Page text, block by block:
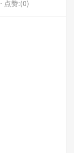
⋅ 点赞:(0)